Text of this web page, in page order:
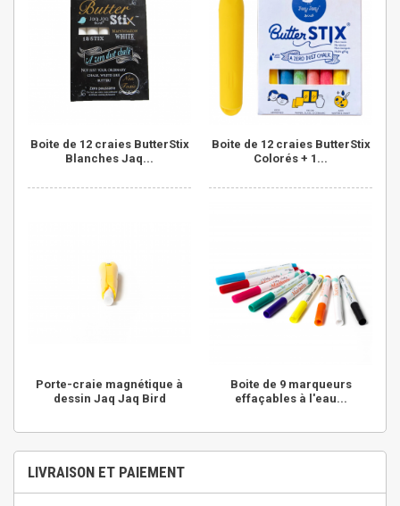
Boite de 12 craies ButterStix
Blanches Jaq...
Boite de 12 craies ButterStix
Colorés + 1...
Porte-craie magnétique à
dessin Jaq Jaq Bird
Boite de 9 marqueurs
effaçables à l'eau...
LIVRAISON ET PAIEMENT